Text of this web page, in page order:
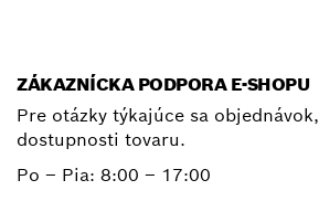
ZÁKAZNÍCKA PODPORA E-SHOPU
Pre otázky týkajúce sa
dostupnosti tovaru.
Po – Pia: 8:00 – 17:00